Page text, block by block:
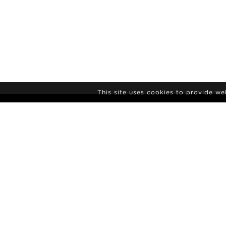
This site uses cookies to provide